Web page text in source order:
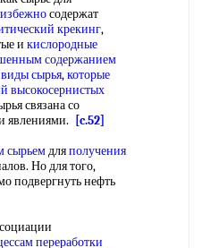
содержат
крекинг,
и кислородные
содержанием
виды сырья,которые
высокосернистых
связана со
явлениями.
[c.52]
сырьемдляполучения
Но для того,
подвергнуть нефть
переработки